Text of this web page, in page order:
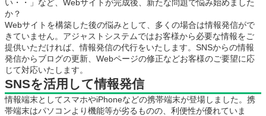
い・・」など、Webサイトが完成後、新たな問題で悩み始めました
か？
Webサイトを構築した後の悩みとして、多くの場合は情報発信がで
きていません。アジャストシステムではお客様から必要な情報をご
提供いただければ、情報発信の代行をいたします。SNSからの情報
発信からブログの更新、Webページの修正などお客様のご要望に応
じて対応いたします。
SNSを活用して情報発信
情報端末としてスマホやiPhoneなどの携帯端末が登場しました。携
帯端末はパソコンより機能等が劣るものの、利便性が優れていま